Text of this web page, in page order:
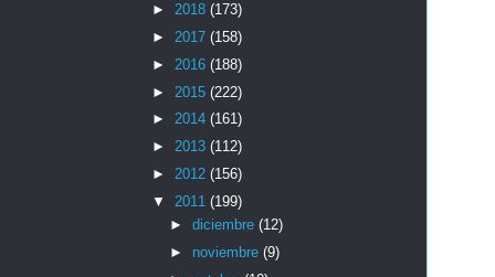
► 2018 (173)
► 2017 (158)
► 2016 (188)
► 2015 (222)
► 2014 (161)
► 2013 (112)
► 2012 (156)
▼ 2011 (199)
► diciembre (12)
► noviembre (9)